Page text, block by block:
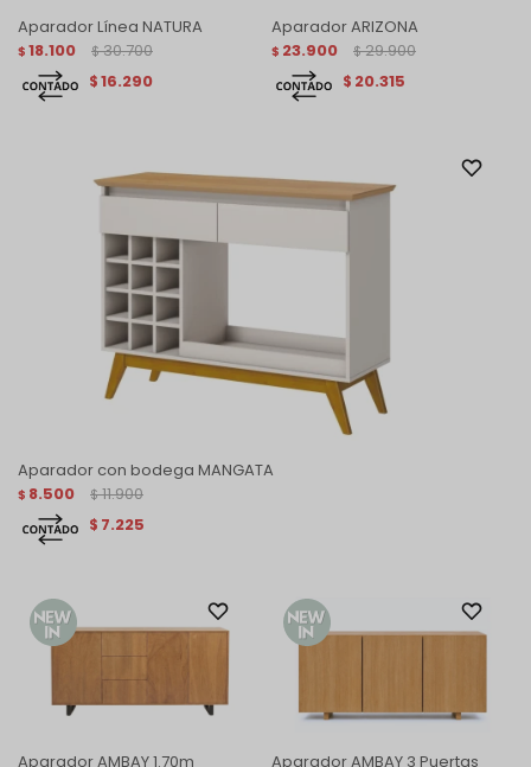
Aparador Línea NATURA
$ 18.100 $ 30.700
$16.290
Aparador ARIZONA
$ 23.900 $ 29.900
$ 20.315
Aparador con bodega MANGATA
$ 8.500 $ 11.900
$ 7.225
Aparador AMBAY 1.70m Aparador AMBAY 3 Puertas